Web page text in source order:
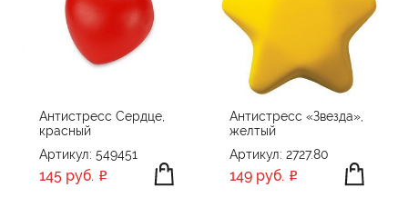
Антистресс Сердце,
красный
Артикул: 549451
145 руб.
Антистресс «Звезда»,
желтый
Артикул: 2727.80
149 руб.